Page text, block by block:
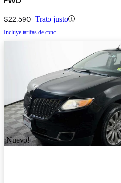
$22,590 Trato justo
Incluye tarifas de conc.
¡Nuevo!